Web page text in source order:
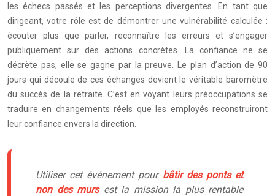
les échecs passés et les perceptions divergentes. En tant que
dirigeant, votre rôle est de démontrer une vulnérabilité calculée :
écouter plus que parler, reconnaître les erreurs et s’engager
publiquement sur des actions concrètes. La confiance ne se
décrète pas, elle se gagne par la preuve. Le plan d’action de 90
jours qui découle de ces échanges devient le véritable baromètre
du succès de la retraite. C’est en voyant leurs préoccupations se
traduire en changements réels que les employés reconstruiront
leur confiance envers la direction.
Utiliser cet événement pour bâtir des ponts et
non des mursest la mission la plus rentable